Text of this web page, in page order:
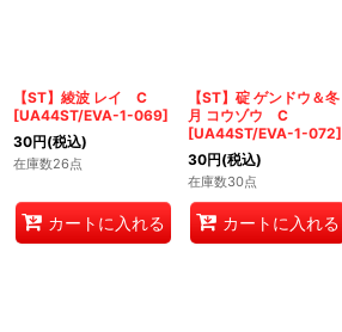
【ST】綾波 レイ C
[UA44ST/EVA-1-069]
30円(税込)
在庫数26点
カートに入れる
【ST】碇 ゲンドウ＆冬
月 コウゾウ C
[UA44ST/EVA-1-072]
30円(税込)
在庫数30点
カートに入れる